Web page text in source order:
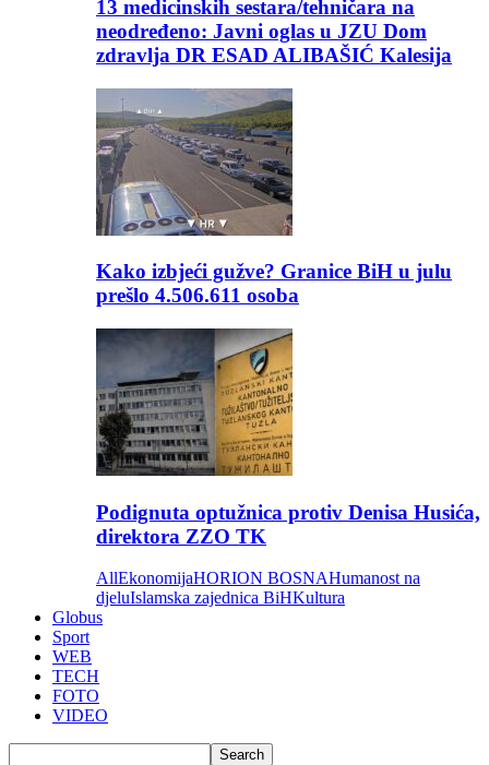
13 medicinskih sestara/tehničara na
neodređeno: Javni oglas u JZU Dom
zdravlja DR ESAD ALIBAŠIĆ Kalesija
Kako izbjeći gužve? Granice BiH u julu
prešlo 4.506.611 osoba
Podignuta optužnica protiv Denisa Husića,
direktora ZZO TK
AllEkonomijaHORION BOSNAHumanost na
djeluIslamska zajednica BiHKultura
Globus
Sport
WEB
TECH
FOTO
VIDEO